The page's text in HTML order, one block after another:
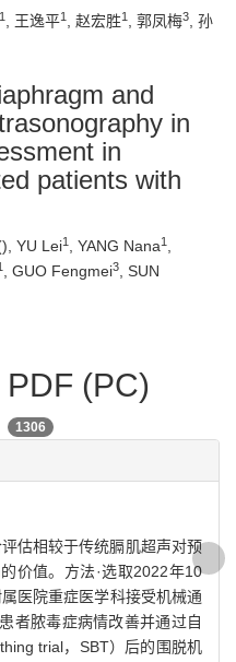
1 , 王逸平1 , 赵宏胜1 , 郭凤梅3
, 孙
and
in
in
patients with
), YU Lei1 , YANG Nana1
, GUO Fengmei3
, SUN
PDF (PC)
1306
估相较于传统膈肌超声对预
价值。方法·选取2022年10
医院重症医学科接受机械通
者脓毒症病情改善并通过自
trial，SBT）后的围脱机